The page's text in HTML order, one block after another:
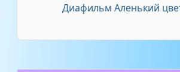
Диафильм Аленький